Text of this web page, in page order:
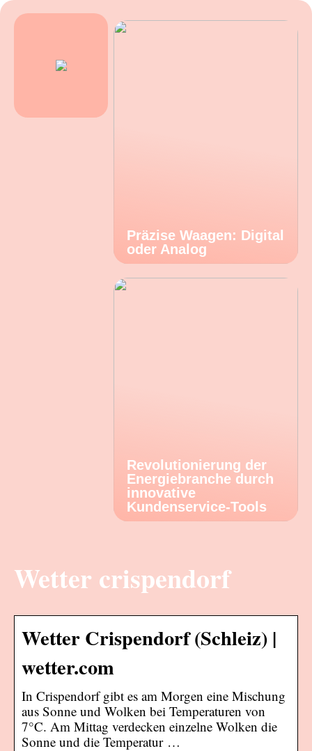
Präzise Waagen: Digital
oder Analog
Revolutionierung der
Energiebranche durch
innovative
Kundenservice-Tools
Wetter crispendorf
Wetter Crispendorf (Schleiz) |
wetter.com
In Crispendorf gibt es am Morgen eine Mischung
aus Sonne und Wolken bei Temperaturen von
7°C. Am Mittag verdecken einzelne Wolken die
Sonne und die Temperatur …